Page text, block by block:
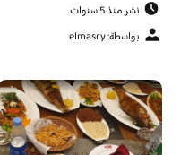
نشر منذ 5 سنوات
بواسطة: elmasry